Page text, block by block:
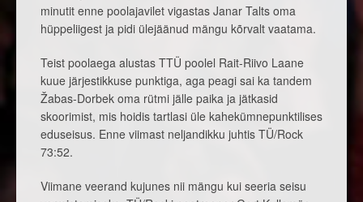
minutit enne poolajavilet vigastas Janar Talts oma
hüppeliigest ja pidi ülejäänud mängu kõrvalt vaatama.
Teist poolaega alustas TTÜ poolel Rait-Riivo Laane
kuue järjestikkuse punktiga, aga peagi sai ka tandem
Žabas-Dorbek oma rütmi jälle paika ja jätkasid
skoorimist, mis hoidis tartlasi üle kahekümnepunktilises
eduseisus. Enne viimast neljandikku juhtis TÜ/Rock
73:52.
Viimane veerand kujunes nii mängu kui seeria seisu